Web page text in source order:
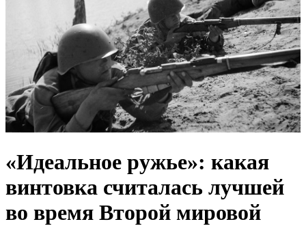
«Идеальное ружье»: какая
винтовка считалась лучшей
во время Второй мировой